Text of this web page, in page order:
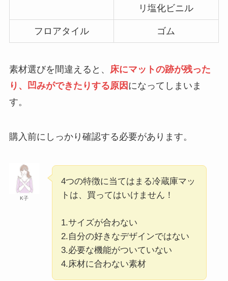
リ塩化ビニル
フロアタイル ゴム
素材選びを間違えると、
床にマットの跡が残った
り、凹みができたりする原因 になってしまいま
す。
購入前にしっかり確認する必要があります。
K子
4つの特徴に当てはまる冷蔵庫マッ
トは、買ってはいけません！
1.サイズが合わない
2.自分の好きなデザインではない
3.必要な機能がついていない
4.床材に合わない素材